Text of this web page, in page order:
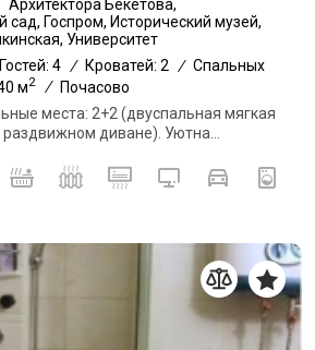
Архитектора Бекетова,
сад, Госпром, Исторический музей,
Университет
Гостей: 4 / Кроватей: 2 / Спальных
м2 / Почасово
места: 2+2 (двуспальная мягкая
раздвижном диване). Уютна...